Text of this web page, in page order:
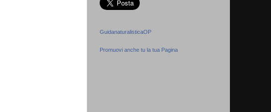
GuidanaturalisticaOP
Promuovi anche tu la tua Pagina